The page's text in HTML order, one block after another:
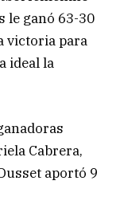
le ganó 63-30
victoria para
ideal la
Cabrera,
aportó 9